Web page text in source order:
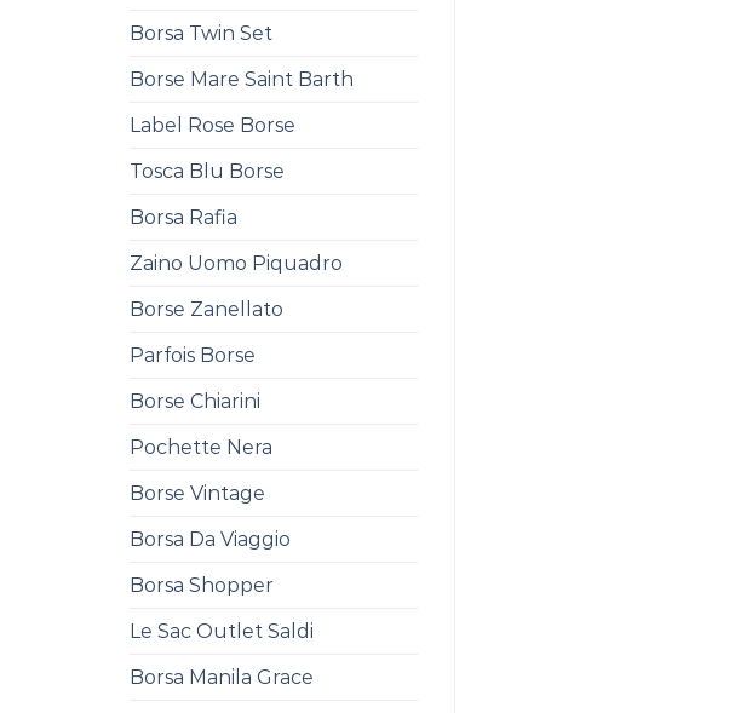
Borsa Twin Set
Borse Mare Saint Barth
Label Rose Borse
Tosca Blu Borse
Borsa Rafia
Zaino Uomo Piquadro
Borse Zanellato
Parfois Borse
Borse Chiarini
Pochette Nera
Borse Vintage
Borsa Da Viaggio
Borsa Shopper
Le Sac Outlet Saldi
Borsa Manila Grace